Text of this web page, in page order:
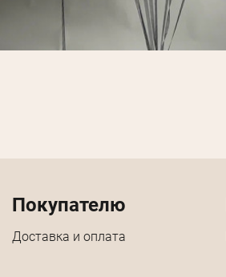
Покупателю
Доставка и оплата